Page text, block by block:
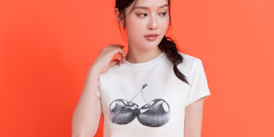
每筆NT$120，滿NT$699(含以上)免運費